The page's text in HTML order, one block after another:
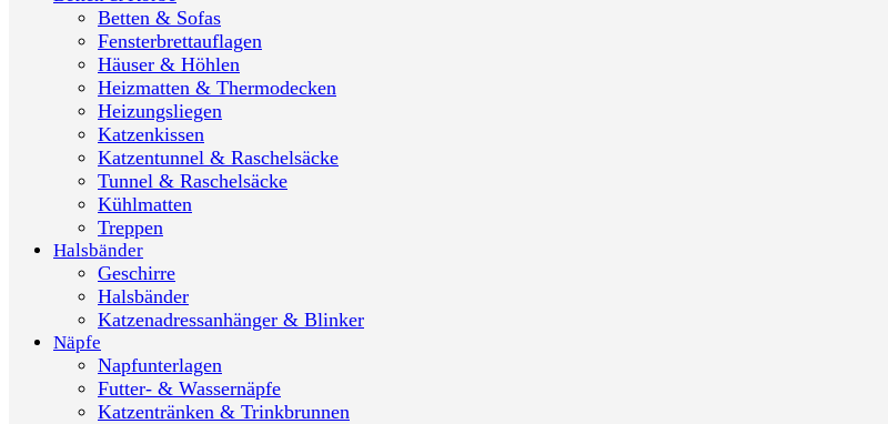
Betten & Sofas
Fensterbrettauflagen
Häuser & Höhlen
Heizmatten & Thermodecken
Heizungsliegen
Katzenkissen
Katzentunnel & Raschelsäcke
Tunnel & Raschelsäcke
Kühlmatten
Treppen
Halsbänder
Geschirre
Halsbänder
Katzenadressanhänger & Blinker
Näpfe
Napfunterlagen
Futter- & Wassernäpfe
Katzentränken & Trinkbrunnen